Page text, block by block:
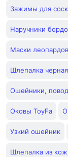
Зажимы для
Наручники
Маски
Шлепалка черная
Ошейники,
Оковы ToyFa
Узкий ошейник
Шлепалка из